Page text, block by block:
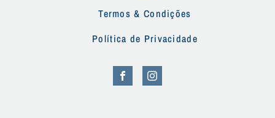
Termos & Condições
Política de Privacidade